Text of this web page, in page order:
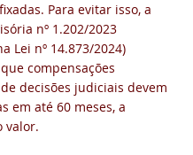
Para evitar isso, a
nº 1.202/2023
Lei nº 14.873/2024)
compensações
decisões judiciais devem
em até 60 meses, a
valor.